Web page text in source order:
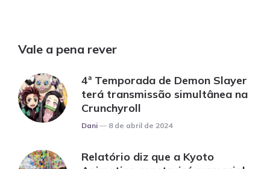
Vale a pena rever
4ª Temporada de Demon Slayer
terá transmissão simultânea na
Crunchyroll
Posted
Dani 8 de abril de 2024
Relatório diz que a Kyoto